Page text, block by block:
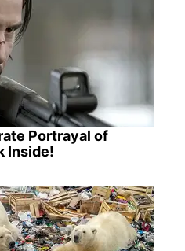
Portrayal of
Inside!